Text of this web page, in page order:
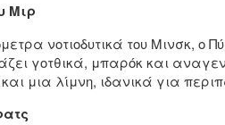
Μιρ
νοτιοδυτικά του Μινσκ,
γοτθικά, μπαρόκ και
μια λίμνη, ιδανικά για